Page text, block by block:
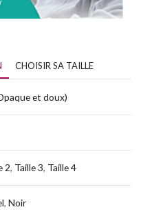
CHOISIR SA TAILLE
et doux)
2, Taille 3, Taille 4
, Noir